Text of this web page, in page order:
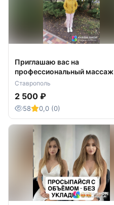
Приглашаю вас на
профессиональный массаж
Ставрополь
2 500 ₽
58 0,0 (0)